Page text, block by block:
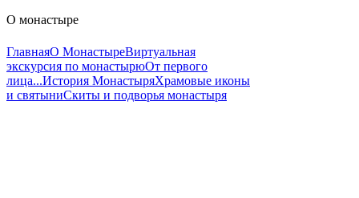
О монастыре
ГлавнаяО МонастыреВиртуальная
экскурсия по монастырюОт первого
лица...История МонастыряХрамовые иконы
и святыниСкиты и подворья монастыря